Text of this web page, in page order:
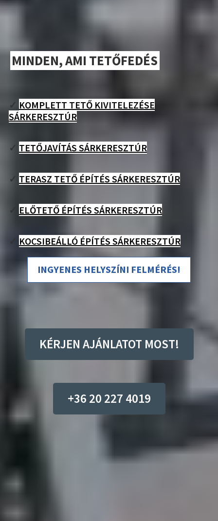
MINDEN, AMI TETŐFEDÉS
✓ KOMPLETT TETŐ KIVITELEZÉSE
SÁRKERESZTÚR
✓ TETŐJAVÍTÁS SÁRKERESZTÚR
✓ TERASZ TETŐ ÉPÍTÉS SÁRKERESZTÚR
✓ ELŐTETŐ ÉPÍTÉS SÁRKERESZTÚR
✓ KOCSIBEÁLLÓ ÉPÍTÉS SÁRKERESZTÚR
INGYENES HELYSZÍNI FELMÉRÉS!
KÉRJEN AJÁNLATOT MOST!
+36 20 227 4019